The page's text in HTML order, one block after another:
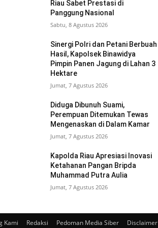
Riau Sabet Prestasi di
Panggung Nasional
Sabtu, 8 Agustus 2026
Sinergi Polri dan Petani Berbuah
Hasil, Kapolsek Binawidya
Pimpin Panen Jagung di Lahan 3
Hektare
Jumat, 7 Agustus 2026
Diduga Dibunuh Suami,
Perempuan Ditemukan Tewas
Mengenaskan di Dalam Kamar
Jumat, 7 Agustus 2026
Kapolda Riau Apresiasi Inovasi
Ketahanan Pangan Bripda
Muhammad Putra Aulia
Jumat, 7 Agustus 2026
Kami Redaksi Pedoman Media Siber Disclaimer